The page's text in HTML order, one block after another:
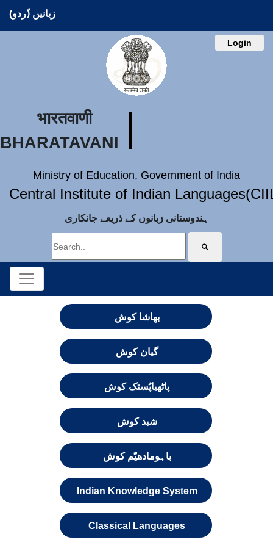
زبانیں (ُردو)
Login
भारतवाणी
BHARATAVANI
Ministry of Education, Government of India
Central Institute of Indian
ہندوستانی زبانوں کے ذریعے جانکاری
بھاشا کوش
گیان کوش
پاٹھیاپُستک کوش
شبد کوش
باہومادھیّم کوش
Indian Knowledge System
Classical Languages